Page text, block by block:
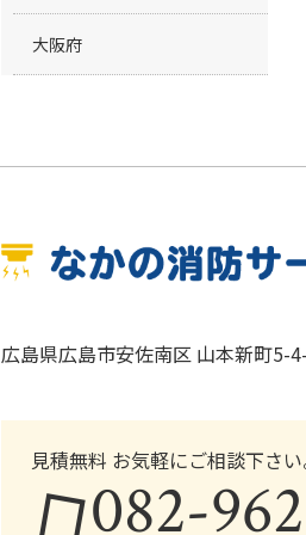
大阪府
広島県広島市安佐南区 山本新町5-
見積無料 お気軽にご相談下さい
082-